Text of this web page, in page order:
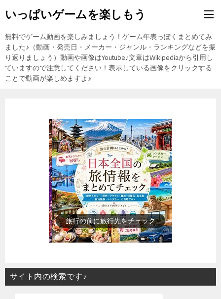
いっぱいゲームを楽しもう
無料でゲーム動画を楽しみましょう！ゲーム年表っぽくまとめてみ
ました♪（動画・発売日・メーカー・ジャンル・ランキングなどを振
り返りましょう）動画や画像はYoutube♪文章はWikipediaから引用し
ていますので注意してください！表示している画像をクリックする
ことで動画が楽しめますよ♪
歴史上の人物を動画で勉強
サイト内の検索です♪